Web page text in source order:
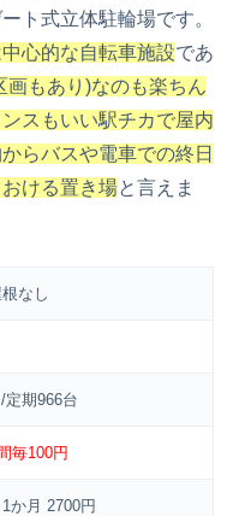
ト式立体駐輪場です。
心的な自転車施設であ
もあり)なのも楽ちん
スもいい駅チカで屋内
らバスや電車での終日
ける置き場と言えま
なし
定期966台
毎100円
か月 2700円